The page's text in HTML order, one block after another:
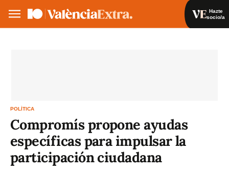
Hazte
socio/a
POLÍTICA
Compromís propone ayudas
específicas para impulsar la
participación ciudadana